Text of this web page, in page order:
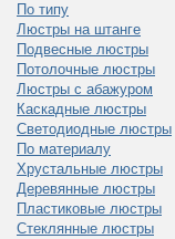
По типу
Люстры на штанге
Подвесные люстры
Потолочные люстры
Люстры с абажуром
Каскадные люстры
Светодиодные люстры
По материалу
Хрустальные люстры
Деревянные люстры
Пластиковые люстры
Стеклянные люстры